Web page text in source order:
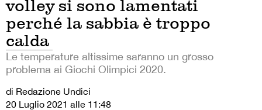
volley si sono lamentati
perché la sabbia è troppo
calda
Le temperature altissime saranno un grosso
problema ai Giochi Olimpici 2020.
di Redazione Undici
20 Luglio 2021 alle 11:48